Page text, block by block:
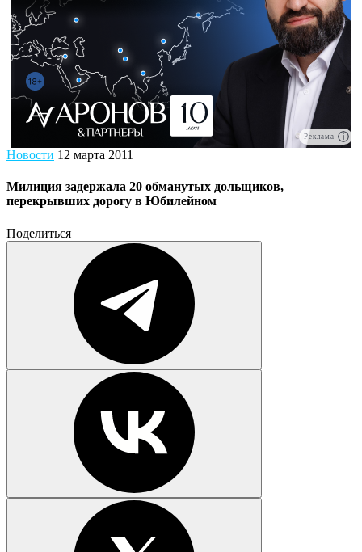
Реклама
Новости 12 марта 2011
Милиция задержала 20 обманутых дольщиков,
перекрывших дорогу в Юбилейном
Поделиться